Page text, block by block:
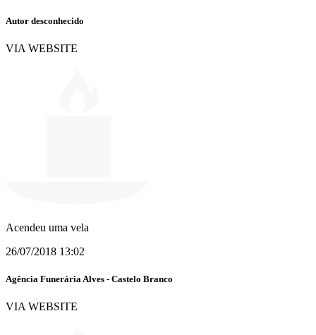
Autor desconhecido
VIA WEBSITE
Acendeu uma vela
26/07/2018 13:02
Agência Funerária Alves - Castelo Branco
VIA WEBSITE